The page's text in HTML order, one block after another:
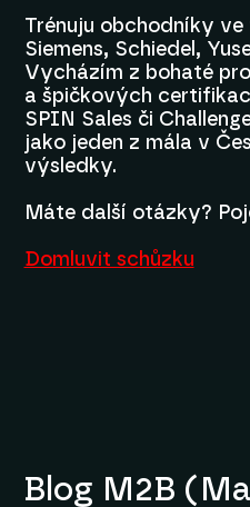
Trénuju obchodníky
Siemens, Schiedel,
Vycházím z bohaté
a špičkových
SPIN Sales či
jako jeden z mála v
výsledky.
Máte další otázky?
Domluvit schůzku
Blog M2B